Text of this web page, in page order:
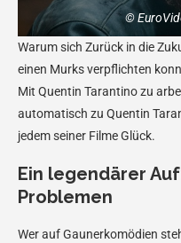
©
Warum sich Zurück in die
einen Murks verpflichten
Mit Quentin Tarantino zu
automatisch zu Quentin
jedem seiner Filme Glück.
Ein legendärer
Problemen
Wer auf Gaunerkomödien